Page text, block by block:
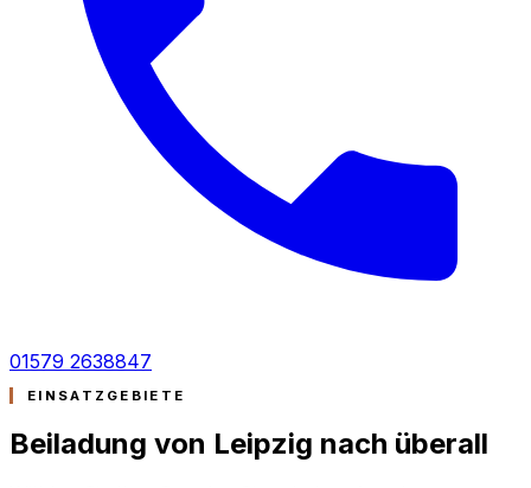
01579 2638847
EINSATZGEBIETE
Beiladung von Leipzig nach überall